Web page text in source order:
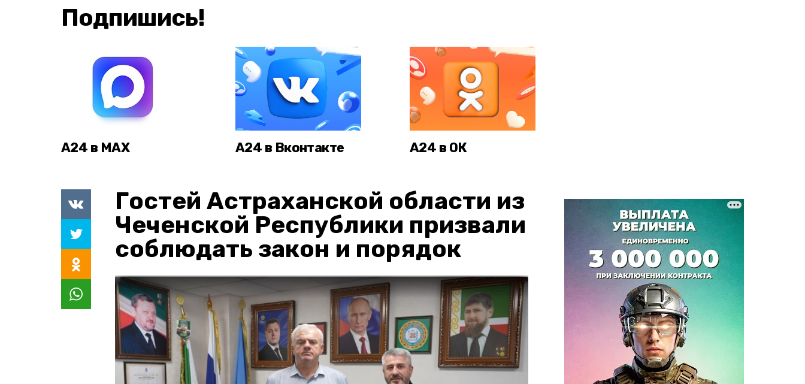
Подпишись!
А24 в MAX А24 в Вконтакте А24 в ОК
Гостей Астраханской области из
Чеченской Республики призвали
соблюдать закон и порядок